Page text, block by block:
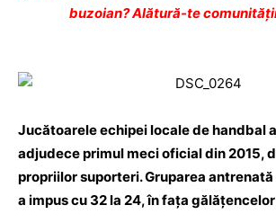
buzoian? Alătură-te
Jucătoarele echipei locale de handbal
adjudece primul meci oficial din 2015,
propriilor suporteri. Gruparea antrenată
a impus cu 32 la 24, în faţa